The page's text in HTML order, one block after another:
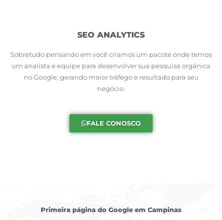
SEO ANALYTICS
Sobretudo pensando em você criamos um pacote onde temos
um analista e equipe para desenvolver sua pesquisa orgânica
no Google, gerando maior tráfego e resultado para seu
negócio.
FALE CONOSCO
Primeira página do Google em Campinas